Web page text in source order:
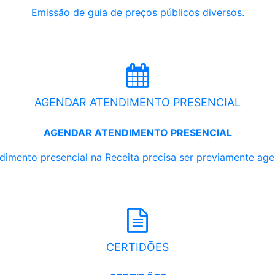
Emissão de guia de preços públicos diversos.
AGENDAR ATENDIMENTO PRESENCIAL
AGENDAR ATENDIMENTO PRESENCIAL
presencial na Receita precisa ser previamente
CERTIDÕES